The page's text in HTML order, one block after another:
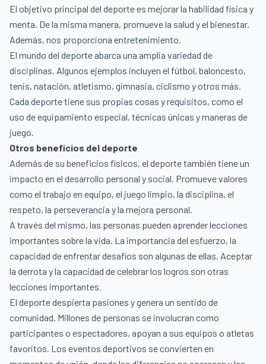
El objetivo principal del deporte es mejorar la habilidad física y
menta. De la misma manera, promueve la salud y el bienestar.
Además, nos proporciona entretenimiento.
El mundo del deporte abarca una amplia variedad de
disciplinas. Algunos ejemplos incluyen el fútbol, baloncesto,
tenis, natación, atletismo, gimnasia, ciclismo y otros más.
Cada deporte tiene sus propias cosas y requisitos, como el
uso de equipamiento especial, técnicas únicas y maneras de
juego.
Otros beneficios del deporte
Además de su beneficios físicos, el deporte también tiene un
impacto en el desarrollo personal y social. Promueve valores
como el trabajo en equipo, el juego limpio, la disciplina, el
respeto, la perseverancia y la mejora personal.
A través del mismo, las personas pueden aprender lecciones
importantes sobre la vida. La importancia del esfuerzo, la
capacidad de enfrentar desafíos son algunas de ellas. Aceptar
la derrota y la capacidad de celebrar los logros son otras
lecciones importantes.
El deporte despierta pasiones y genera un sentido de
comunidad. Millones de personas se involucran como
participantes o espectadores, apoyan a sus equipos o atletas
favoritos. Los eventos deportivos se convierten en